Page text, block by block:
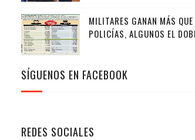
MILITARES GANAN MÁS QUE
POLICÍAS, ALGUNOS EL
SÍGUENOS EN FACEBOOK
REDES SOCIALES